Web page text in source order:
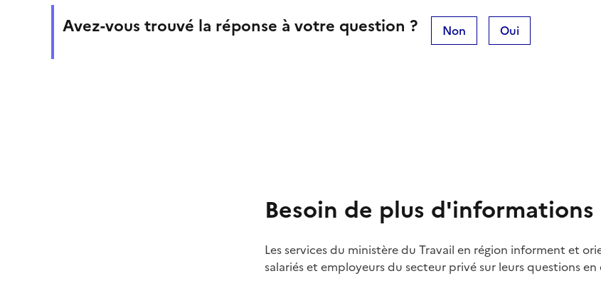
Avez-vous trouvé la réponse à votre question ? Non Oui
Besoin de plus d'informations
Les services du ministère du Travail en région informent et
salariés et employeurs du secteur privé sur leurs questions